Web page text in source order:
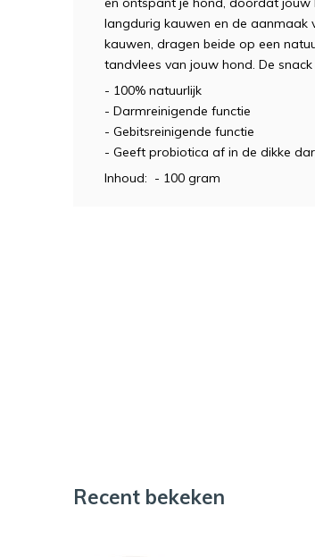
langdurig kauwen en de aanmaak
kauwen, dragen beide op een
tandvlees van jouw hond. De
- 100% natuurlijk
- Darmreinigende functie
- Gebitsreinigende functie
- Geeft probiotica af in de dikke
Inhoud: - 100 gram
Recent bekeken